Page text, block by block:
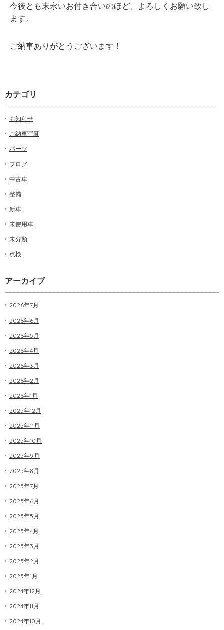
今後とも末永いお付き合いのほど、よろしくお願い致し
ます。
ご納車ありがとうございます！
カテゴリ
お知らせ
ご納車写真
パーツ
ブログ
中古車
整備
新車
未使用車
未分類
点検
アーカイブ
2026年7月
2026年6月
2026年5月
2026年4月
2026年3月
2026年2月
2026年1月
2025年12月
2025年11月
2025年10月
2025年9月
2025年8月
2025年7月
2025年6月
2025年5月
2025年4月
2025年3月
2025年2月
2025年1月
2024年12月
2024年11月
2024年10月